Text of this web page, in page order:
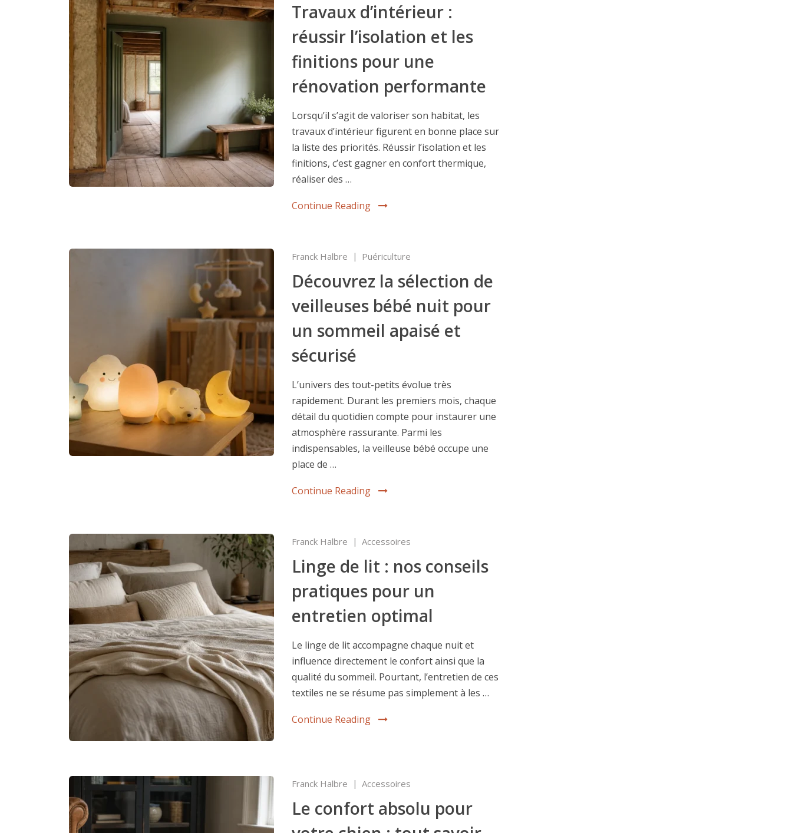
Travaux d’intérieur :
réussir l’isolation et les
finitions pour une
rénovation performante
Lorsqu’il s’agit de valoriser son habitat, les
travaux d’intérieur figurent en bonne place sur
la liste des priorités. Réussir l’isolation et les
finitions, c’est gagner en confort thermique,
réaliser des …
Continue Reading
Franck Halbre Puériculture
Découvrez la sélection de
veilleuses bébé nuit pour
un sommeil apaisé et
sécurisé
L’univers des tout-petits évolue très
rapidement. Durant les premiers mois, chaque
détail du quotidien compte pour instaurer une
atmosphère rassurante. Parmi les
indispensables, la veilleuse bébé occupe une
place de …
Continue Reading
Franck Halbre Accessoires
Linge de lit : nos conseils
pratiques pour un
entretien optimal
Le linge de lit accompagne chaque nuit et
influence directement le confort ainsi que la
qualité du sommeil. Pourtant, l’entretien de ces
textiles ne se résume pas simplement à les …
Continue Reading
Franck Halbre Accessoires
Le confort absolu pour